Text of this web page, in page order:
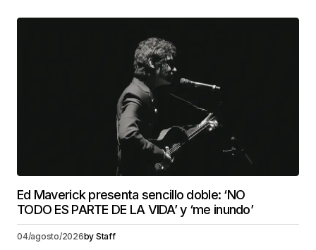
Ed Maverick presenta sencillo doble: ‘NO
TODO ES PARTE DE LA VIDA’ y ‘me inundo’
04/agosto/2026by Staff